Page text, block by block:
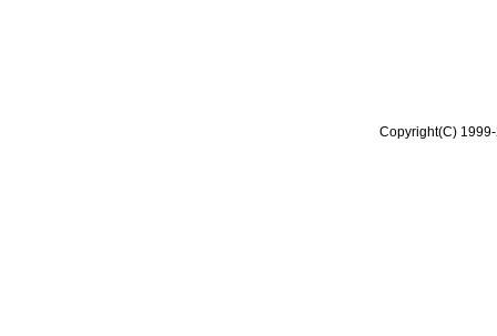
Copyright(C)